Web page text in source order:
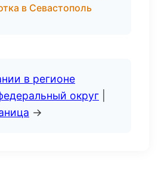
в Севастополь
в регионе
округ
→